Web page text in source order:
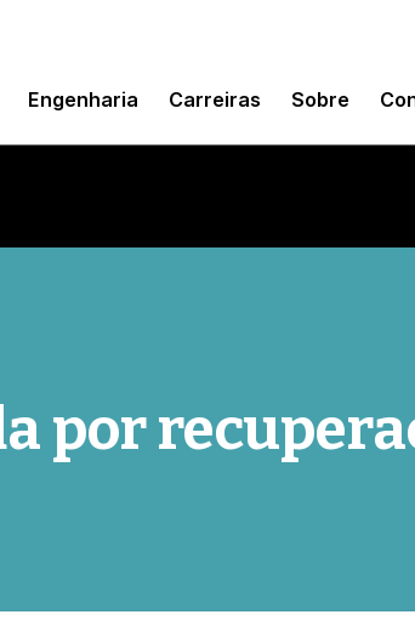
Engenharia Carreiras Sobre
por